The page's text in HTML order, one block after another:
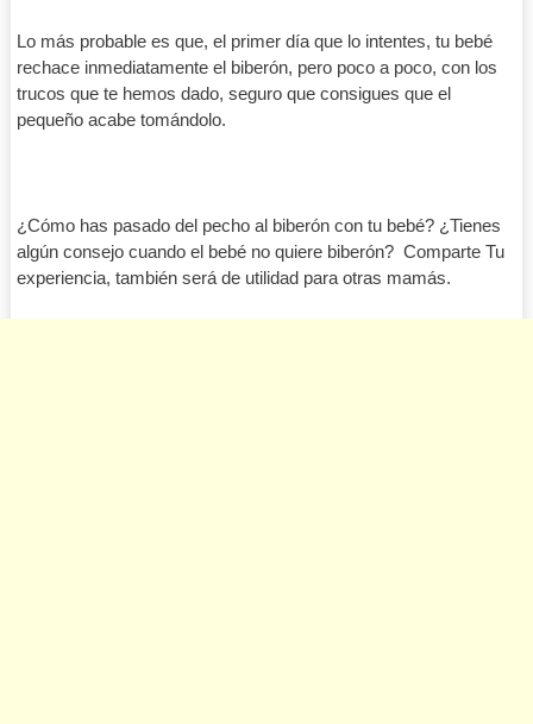
Lo más probable es que, el primer día que lo intentes, tu bebé
rechace inmediatamente el biberón, pero poco a poco, con los
trucos que te hemos dado, seguro que consigues que el
pequeño acabe tomándolo.
¿Cómo has pasado del pecho al biberón con tu bebé? ¿Tienes
algún consejo cuando el bebé no quiere biberón? Comparte Tu
experiencia, también será de utilidad para otras mamás.